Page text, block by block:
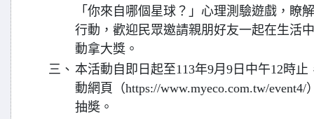
「你來自哪個星球？」心理測驗遊戲，瞭
行動，歡迎民眾邀請親朋好友一起在生活
動拿大獎。
三、 本活動自即日起至113年9月9日中午12時
動網頁（https://www.myeco.com.tw/
抽奬。